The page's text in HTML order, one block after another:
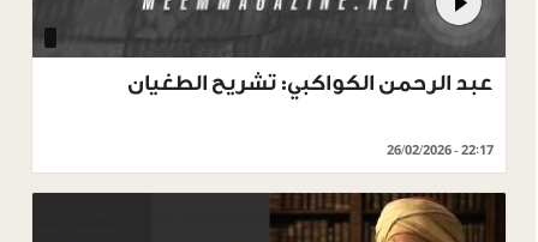
عبد الرحمن الكواكبي: تشريح الطغيان
26/02/2026 - 22:17